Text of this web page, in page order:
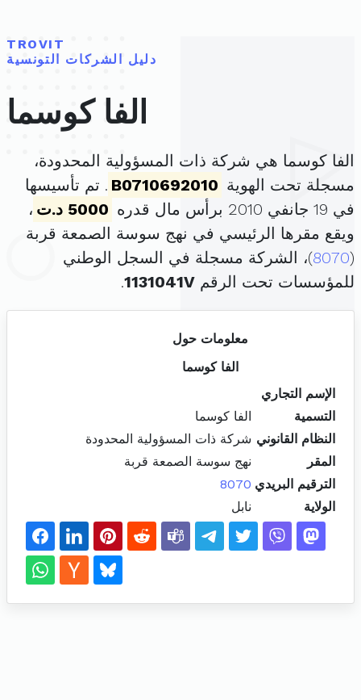
TROVIT
دليل الشركات التونسية
الفا كوسما
الفا كوسما هي شركة ذات المسؤولية المحدودة،
مسجلة تحت الهوية B0710692010 . تم تأسيسها
في 19 جانفي 2010 برأس مال قدره
5000 د.ت
،
ويقع مقرها الرئيسي في نهج سوسة الصمعة قربة
(
8070)، الشركة مسجلة في السجل الوطني
للمؤسسات تحت الرقم 1131041V
.
معلومات حول
الفا كوسما
الإسم التجاري
التسمية
الفا كوسما
النظام القانوني شركة ذات المسؤولية المحدودة
المقر
نهج سوسة الصمعة قربة
الترقيم البريدي 8070
الولاية
نابل